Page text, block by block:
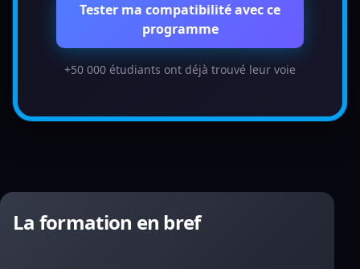
Tester ma compatibilité avec ce
programme
+50 000 étudiants ont déjà trouvé leur voie
La formation en bref